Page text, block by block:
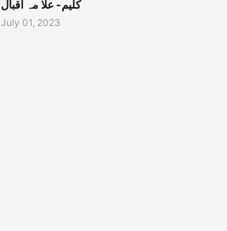
کلیم- علا مہ اقبال
July 01, 2023